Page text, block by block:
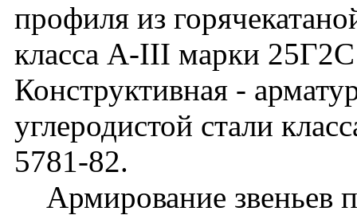
профиля из
класса A-III марки
Конструктивная -
углеродистой стали
5781-82.
Армирование звеньев